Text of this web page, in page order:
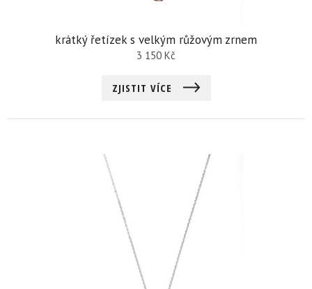
krátký řetízek s velkým růžovým zrnem
3 150 Kč
ZJISTIT VÍCE